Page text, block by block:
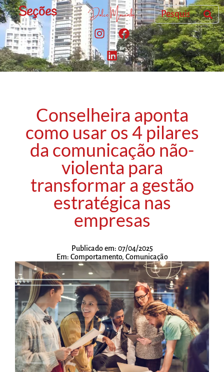
Seções
Conselheira aponta
como usar os 4 pilares
da comunicação não-
violenta para
transformar a gestão
estratégica nas
empresas
Publicado em: 07/04/2025
Em: Comportamento, Comunicação